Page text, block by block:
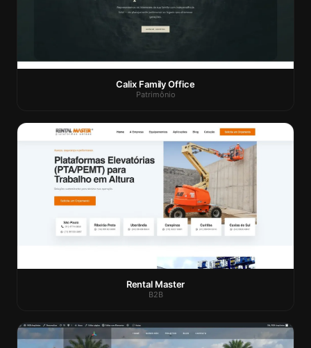
Calix Family Office
Patrimônio
Rental Master
B2B